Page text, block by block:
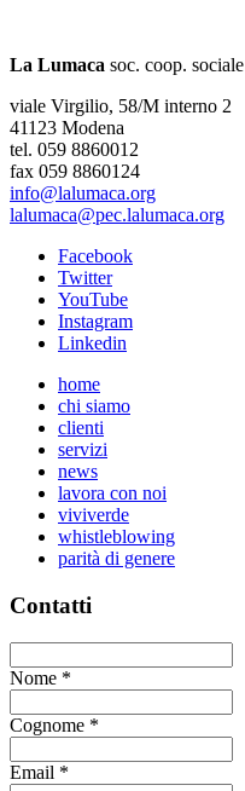
La Lumaca soc. coop. sociale
viale Virgilio, 58/M interno 2
41123 Modena
tel. 059 8860012
fax 059 8860124
info@lalumaca.org
lalumaca@pec.lalumaca.org
Facebook
Twitter
YouTube
Instagram
Linkedin
home
chi siamo
clienti
servizi
news
lavora con noi
viviverde
whistleblowing
parità di genere
Contatti
Nome *
Cognome *
Email *